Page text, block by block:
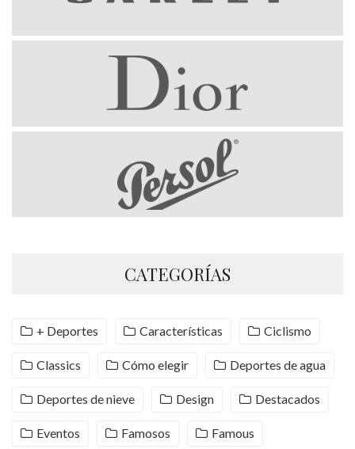
CATEGORÍAS
+ Deportes Características Ciclismo
Classics Cómo elegir Deportes de agua
Deportes de nieve Design Destacados
Eventos Famosos Famous